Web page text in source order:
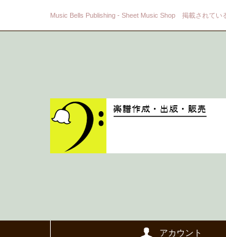
Music Bells Publishing - Sheet Music Shop 掲載されてい
アカウント